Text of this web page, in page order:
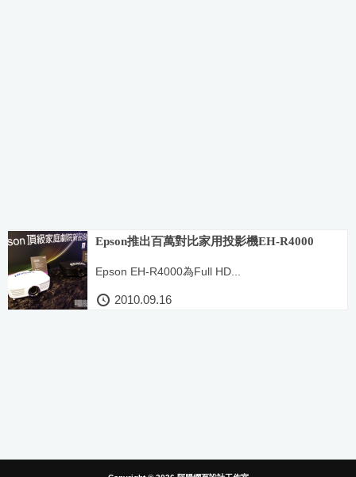
Epson推出百萬對比家用投影機EH-R4000
Epson EH-R4000為Full HD...
2010.09.16